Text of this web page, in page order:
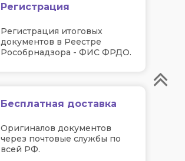
Регистрация
Бесплатная доставка
Регистрация итоговых
документов в Реестре
Рособрнадзора - ФИС ФРДО.
Оригиналов документов
через почтовые службы по
всей РФ.